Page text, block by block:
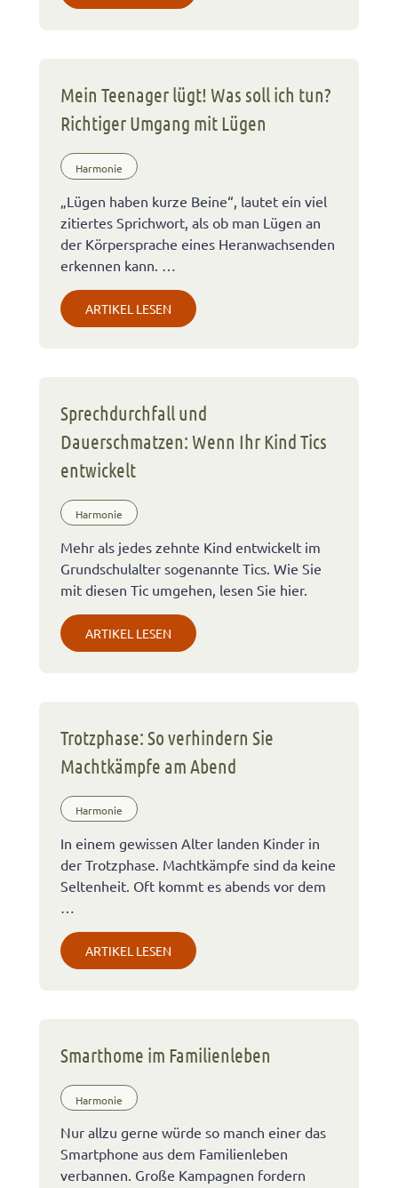
Mein Teenager lügt! Was soll ich tun?
Richtiger Umgang mit Lügen
Harmonie
„Lügen haben kurze Beine“, lautet ein viel
zitiertes Sprichwort, als ob man Lügen an
der Körpersprache eines Heranwachsenden
erkennen kann. …
ARTIKEL LESEN
Sprechdurchfall und
Dauerschmatzen: Wenn Ihr Kind Tics
entwickelt
Harmonie
Mehr als jedes zehnte Kind entwickelt im
Grundschulalter sogenannte Tics. Wie Sie
mit diesen Tic umgehen, lesen Sie hier.
ARTIKEL LESEN
Trotzphase: So verhindern Sie
Machtkämpfe am Abend
Harmonie
In einem gewissen Alter landen Kinder in
der Trotzphase. Machtkämpfe sind da keine
Seltenheit. Oft kommt es abends vor dem
ARTIKEL LESEN
Smarthome im Familienleben
Harmonie
Nur allzu gerne würde so manch einer das
Smartphone aus dem Familienleben
verbannen. Große Kampagnen fordern